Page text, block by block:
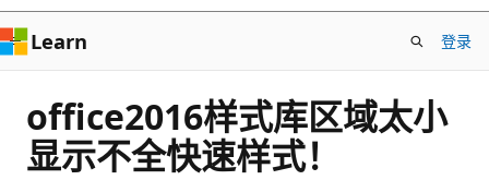
Learn 登录
office2016样式库区域太小
显示不全快速样式！